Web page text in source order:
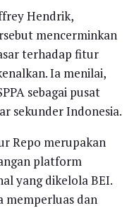
Hendrik,
mencerminkan
terhadap fitur
Ia menilai,
sebagai pusat
sekunder Indonesia.
Repo merupakan
platform
yang dikelola BEI.
memperluas dan